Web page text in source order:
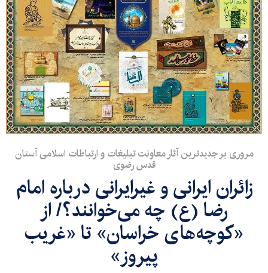
مروری بر جدیدترین آثار معاونت تبلیغات و ارتباطات اسلامی آستان
قدس رضوی
زائران ایرانی و غیرایرانی درباره امام
رضا (ع) چه می‌خوانند؟/ از
«کوچه‌های خراسان» تا «غریب
پیروز»